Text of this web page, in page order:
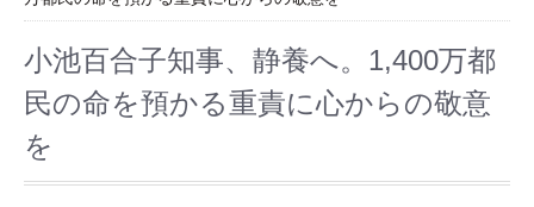
小池百合子知事、静養へ。1,400万都
民の命を預かる重責に心からの敬意
を